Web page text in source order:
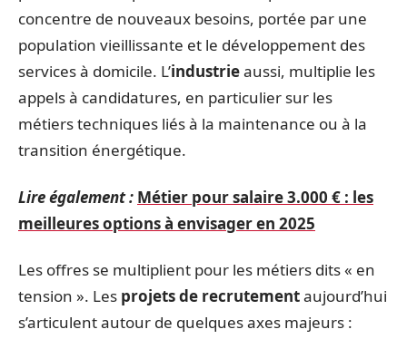
concentre de nouveaux besoins, portée par une
population vieillissante et le développement des
services à domicile. L’industrieaussi, multiplie les
appels à candidatures, en particulier sur les
métiers techniques liés à la maintenance ou à la
transition énergétique.
Lire également : Métier pour salaire 3.000 € : les
meilleures options à envisager en 2025
Les offres se multiplient pour les métiers dits « en
tension ». Les projets de recrutementaujourd’hui
s’articulent autour de quelques axes majeurs :